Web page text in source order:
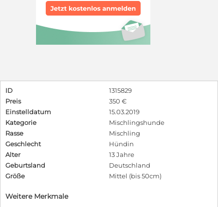
ID
1315829
Preis
350 €
Einstelldatum
15.03.2019
Kategorie
Mischlingshunde
Rasse
Mischling
Geschlecht
Hündin
Alter
13 Jahre
Geburtsland
Deutschland
Größe
Mittel (bis 50cm)
Weitere Merkmale